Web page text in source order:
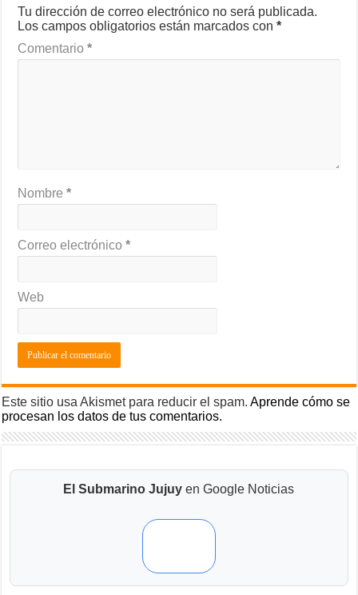
Tu dirección de correo electrónico no será publicada.
Los campos obligatorios están marcados con*
Comentario*
Nombre*
Correo electrónico*
Web
Este sitio usa Akismet para reducir el spam.Aprende cómo se
procesan los datos de tus comentarios.
El Submarino Jujuy en Google Noticias